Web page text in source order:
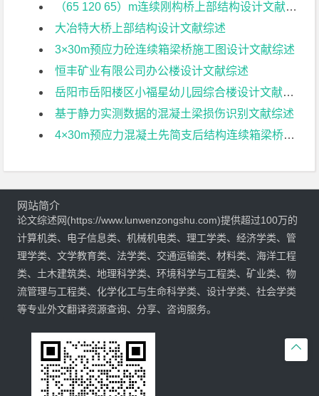
（65 120 65）m连续刚构桥上部结构设计文献综述
大冶特大桥上部结构设计文献综述
3×30m预应力砼连续箱梁桥施工图设计文献综述
恒丰矿业有限公司办公楼设计文献综述
岳阳市岳阳楼区小福星幼儿园综合楼设计文献综述
基于静力实测数据的混凝土梁损伤识别文献综述
4×30m预应力混凝土先简支后结构连续箱梁桥部分结构设计文献综述

网站简介
论文综述网(https://www.lunwenzongshu.com)提供超过100万的
计算机类、电子信息类、机械机电类、理工学类、经济学类、管
理学类、文学教育类、法学类、交通运输类、材料类、海洋工程
类、土木建筑类、地理科学类、环境科学与工程类、矿业类、物
流管理与工程类、化学化工与生命科学类、设计学类、社会学类
等专业外文翻译资源查询、分享、咨询服务。